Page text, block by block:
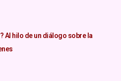
Al hilo de un diálogo sobre la